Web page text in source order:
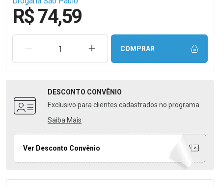
R$ 74,59
REMOVER UMA UNIDADEAUMENTAR UMA UNIDADE
COMPRAR
DESCONTO CONVÊNIO
Exclusivo para clientes cadastrados no programa
Saiba Mais
Ver Desconto Convênio